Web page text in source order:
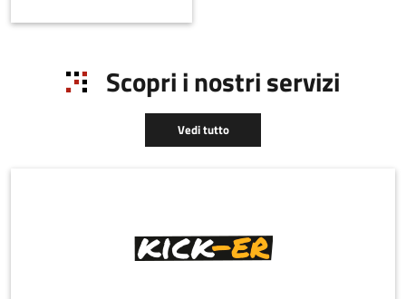
della
del lavoro e
dell'impresa
distributivo sul territorio
Scopri i nostri servizi
Vedi tutto